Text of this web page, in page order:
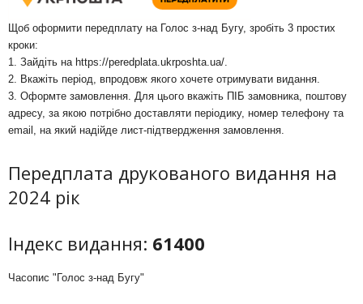
Щоб оформити передплату на Голос з-над Бугу, зробіть 3 простих
кроки:
1. Зайдіть на https://peredplata.ukrposhta.ua/
2. Вкажіть період, впродовж якого хочете отримувати видання.
3. Оформте замовлення. Для цього вкажіть ПІБ замовника, поштову
адресу, за якою потрібно доставляти періодику, номер телефону та
email, на який надійде лист-підтвердження замовлення.
Передплата друкованого видання на
2024 рік
Індекс видання: 61400
Часопис "Голос з-над Бугу"